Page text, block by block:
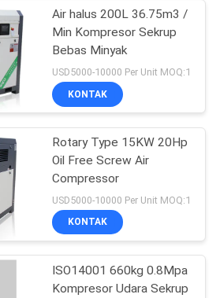
Udara
19
Udara
23
Air halus 200L 36.75m3 /
Min Kompresor Sekrup
Bebas Minyak
USD5000-10000 Per Unit MOQ:1
KONTAK
Rotary Type 15KW 20Hp
Oil Free Screw Air
Compressor
USD5000-10000 Per Unit MOQ:1
KONTAK
ISO14001 660kg 0.8Mpa
Kompresor Udara Sekrup